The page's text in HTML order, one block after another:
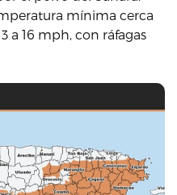
mínima cerca
a 16 mph, con ráfagas